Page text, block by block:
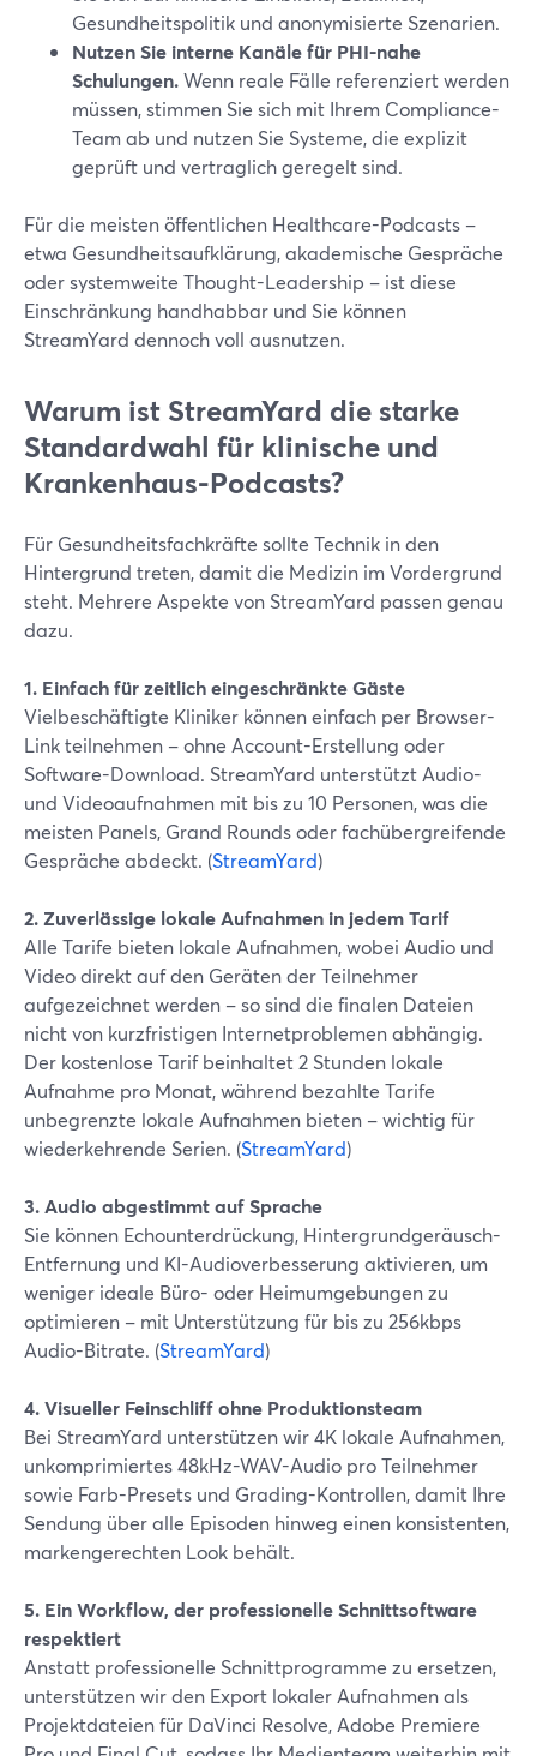
Gesundheitspolitik und anonymisierte Szenarien.
Nutzen Sie interne Kanäle für PHI-nahe
Schulungen.Wenn reale Fälle referenziert werden
müssen, stimmen Sie sich mit Ihrem Compliance-
Team ab und nutzen Sie Systeme, die explizit
geprüft und vertraglich geregelt sind.
Für die meisten öffentlichen Healthcare-Podcasts –
etwa Gesundheitsaufklärung, akademische Gespräche
oder systemweite Thought-Leadership – ist diese
Einschränkung handhabbar und Sie können
StreamYard dennoch voll ausnutzen.
Warum ist StreamYard die starke
Standardwahl für klinische und
Krankenhaus-Podcasts?
Für Gesundheitsfachkräfte sollte Technik in den
Hintergrund treten, damit die Medizin im Vordergrund
steht. Mehrere Aspekte von StreamYard passen genau
dazu.
1. Einfach für zeitlich eingeschränkte Gäste
Vielbeschäftigte Kliniker können einfach per Browser-
Link teilnehmen – ohne Account-Erstellung oder
Software-Download. StreamYard unterstützt Audio-
und Videoaufnahmen mit bis zu 10 Personen, was die
meisten Panels, Grand Rounds oder fachübergreifende
Gespräche abdeckt. (StreamYard)
2. Zuverlässige lokale Aufnahmen in jedem Tarif
Alle Tarife bieten lokale Aufnahmen, wobei Audio und
Video direkt auf den Geräten der Teilnehmer
aufgezeichnet werden – so sind die finalen Dateien
nicht von kurzfristigen Internetproblemen abhängig.
Der kostenlose Tarif beinhaltet 2 Stunden lokale
Aufnahme pro Monat, während bezahlte Tarife
unbegrenzte lokale Aufnahmen bieten – wichtig für
wiederkehrende Serien. (StreamYard)
3. Audio abgestimmt auf Sprache
Sie können Echounterdrückung, Hintergrundgeräusch-
Entfernung und KI-Audioverbesserung aktivieren, um
weniger ideale Büro- oder Heimumgebungen zu
optimieren – mit Unterstützung für bis zu 256kbps
Audio-Bitrate. (StreamYard)
4. Visueller Feinschliff ohne Produktionsteam
Bei StreamYard unterstützen wir 4K lokale Aufnahmen,
unkomprimiertes 48kHz-WAV-Audio pro Teilnehmer
sowie Farb-Presets und Grading-Kontrollen, damit Ihre
Sendung über alle Episoden hinweg einen konsistenten,
markengerechten Look behält.
5. Ein Workflow, der professionelle Schnittsoftware
respektiert
Anstatt professionelle Schnittprogramme zu ersetzen,
unterstützen wir den Export lokaler Aufnahmen als
Projektdateien für DaVinci Resolve, Adobe Premiere